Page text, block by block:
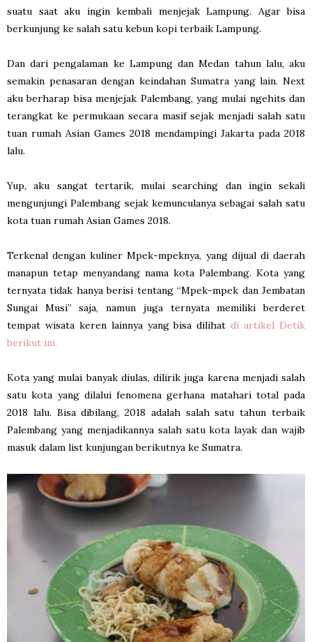
suatu saat aku ingin kembali menjejak Lampung. Agar bisa
berkunjung ke salah satu kebun kopi terbaik Lampung.
Dan dari pengalaman ke Lampung dan Medan tahun lalu, aku
semakin penasaran dengan keindahan Sumatra yang lain. Next
aku berharap bisa menjejak Palembang, yang mulai ngehits dan
terangkat ke permukaan secara masif sejak menjadi salah satu
tuan rumah Asian Games 2018 mendampingi Jakarta pada 2018
lalu.
Yup, aku sangat tertarik, mulai searching dan ingin sekali
mengunjungi Palembang sejak kemunculanya sebagai salah satu
kota tuan rumah Asian Games 2018.
Terkenal dengan kuliner Mpek-mpeknya, yang dijual di daerah
manapun tetap menyandang nama kota Palembang. Kota yang
ternyata tidak hanya berisi tentang “Mpek-mpek dan Jembatan
Sungai Musi” saja, namun juga ternyata memiliki berderet
tempat wisata keren lainnya yang bisa dilihatdi artikel Detik
berikut ini.
Kota yang mulai banyak diulas, dilirik juga karena menjadi salah
satu kota yang dilalui fenomena gerhana matahari total pada
2018 lalu. Bisa dibilang, 2018 adalah salah satu tahun terbaik
Palembang yang menjadikannya salah satu kota layak dan wajib
masuk dalam list kunjungan berikutnya ke Sumatra.